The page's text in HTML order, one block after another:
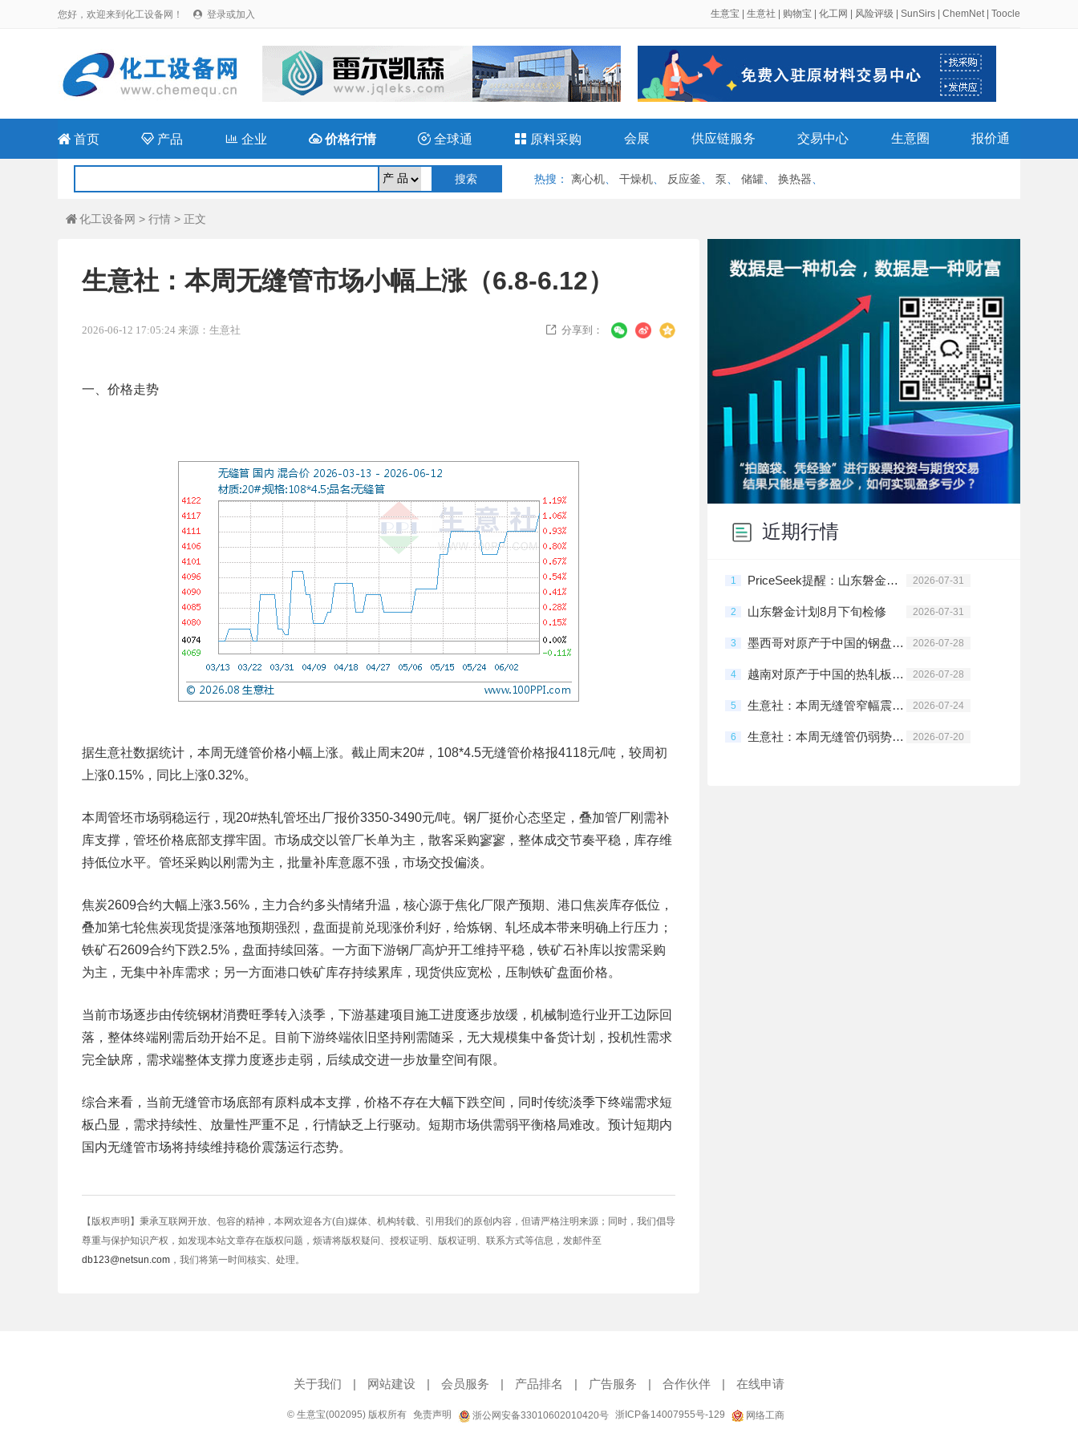
您好，欢迎来到化工设备网！  登录或加入 生意宝 生意社 购物宝 化工网 风险评级 SunSirs ChemNet| Toocle
 首页  产品 企业 价格行情  全球通  原料采购 会展 供应链服务 交易中心 生意圈 报价通
热搜 ： 离心机 干燥机 反应釜 泵 储罐 换热器
 化工设备网 > 行情 > 正文
生意社：本周无缝管市场小幅上涨（6.8-6.12）
2026-06-12 17:05:24 来源：生意社  分享到：
一、价格走势
据生意社数据统计，本周无缝管价格小幅上涨。截止周末20#，108*4.5无缝管价格报4118元/吨，较周初
上涨0.15%，同比上涨0.32%。
本周管坯市场弱稳运行，现20#热轧管坯出厂报价3350-3490元/吨。钢厂挺价心态坚定，叠加管厂刚需补
库支撑，管坯价格底部支撑牢固。市场成交以管厂长单为主，散客采购寥寥，整体成交节奏平稳，库存维
持低位水平。管坯采购以刚需为主，批量补库意愿不强，市场交投偏淡。
焦炭2609合约大幅上涨3.56%，主力合约多头情绪升温，核心源于焦化厂限产预期、港口焦炭库存低位，
叠加第七轮焦炭现货提涨落地预期强烈，盘面提前兑现涨价利好，给炼钢、轧坯成本带来明确上行压力；
铁矿石2609合约下跌2.5%，盘面持续回落。一方面下游钢厂高炉开工维持平稳，铁矿石补库以按需采购
为主，无集中补库需求；另一方面港口铁矿库存持续累库，现货供应宽松，压制铁矿盘面价格。
当前市场逐步由传统钢材消费旺季转入淡季，下游基建项目施工进度逐步放缓，机械制造行业开工边际回
落，整体终端刚需后劲开始不足。目前下游终端依旧坚持刚需随采，无大规模集中备货计划，投机性需求
完全缺席，需求端整体支撑力度逐步走弱，后续成交进一步放量空间有限。
综合来看，当前无缝管市场底部有原料成本支撑，价格不存在大幅下跌空间，同时传统淡季下终端需求短
板凸显，需求持续性、放量性严重不足，行情缺乏上行驱动。短期市场供需弱平衡格局难改。预计短期内
国内无缝管市场将持续维持稳价震荡运行态势。
【版权声明】秉承互联网开放、包容的精神，本网欢迎各方(自)媒体、机构转载、引用我们的原创内容，但请严格注明来源；同时，我们倡导
尊重与保护知识产权，如发现本站文章存在版权问题，烦请将版权疑问、授权证明、版权证明、联系方式等信息，发邮件至
db123@netsun.com ，我们将第一时间核实、处理。
近期行情
1 PriceSeek提醒：山东磐金钢管检修 影响无缝管产量 2026-07-31
2 山东磐金计划8月下旬检修 2026-07-31
3 墨西哥对原产于中国的钢盘条启动反倾销日落复审调查 2026-07-28
4 越南对原产于中国的热轧板卷启动反倾销第一次期中复审调查 2026-07-28
5 生意社：本周无缝管窄幅震荡（7.20-7.24） 2026-07-24
6 生意社：本周无缝管仍弱势走势为主 2026-07-20
关于我们 | 网站建设 | 会员服务 | 产品排名 | 广告服务 | 合作伙伴 | 在线申请
© 生意宝(002095) 版权所有 免责声明 浙公网安备33010602010420号 浙ICP备14007955号-129 网络工商